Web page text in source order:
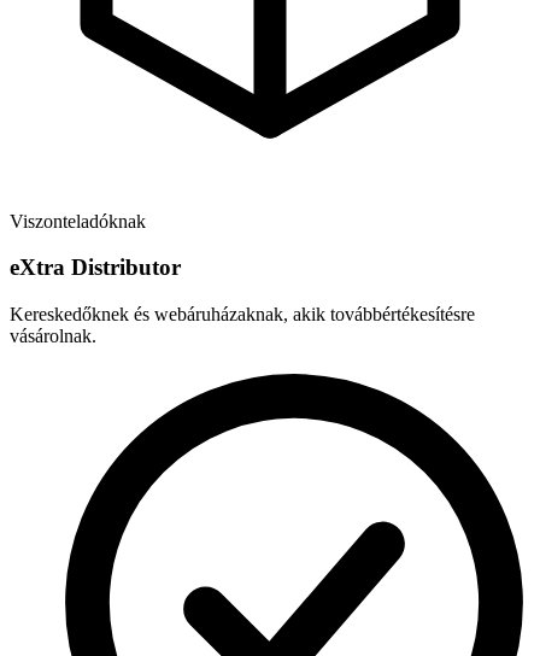
Viszonteladóknak
eXtra Distributor
Kereskedőknek és webáruházaknak, akik továbbértékesítésre
vásárolnak.